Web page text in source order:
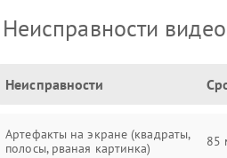
Неисправности
Неисправности
Артефакты на экране (квадраты,
полосы, рваная картинка)
85